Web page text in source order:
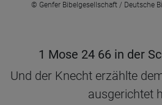
© Genfer Bibelgesellschaft / Deutsche
1 Mose 24 66 in der
Und der Knecht erzählte
ausgerichtet